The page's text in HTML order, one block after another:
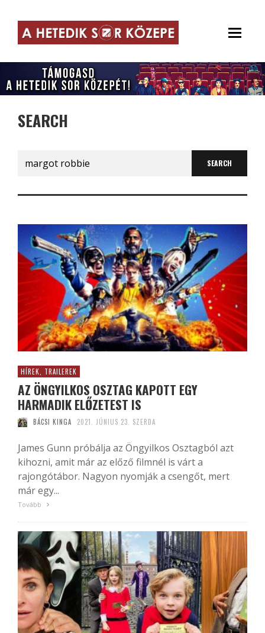
SEARCH
for:
HÍREK, TRAILEREK
AZ ÖNGYILKOS OSZTAG KAPOTT EGY
HARMADIK ELŐZETEST IS
BÁCSI KINGA 2021. JÚNIUS 23. SZERDA
James Gunn próbálja az Öngyilkos Osztagból azt
kihozni, amit már az előző filmnél is várt a
rajongótábor. Nagyon nyomják a csengőt, mert
már egy...
Tovább